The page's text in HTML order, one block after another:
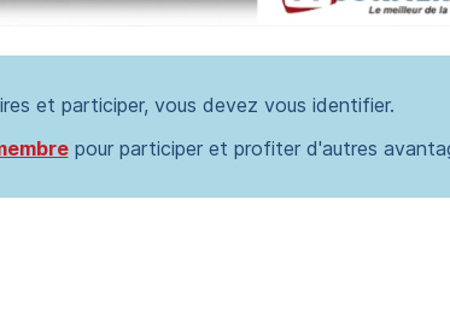
et participer, vous devez vous identifier.
pour participer et profiter d'autres